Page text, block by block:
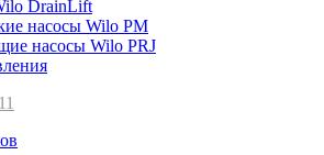
DrainLift
насосы Wilo PM
насосы Wilo PRJ